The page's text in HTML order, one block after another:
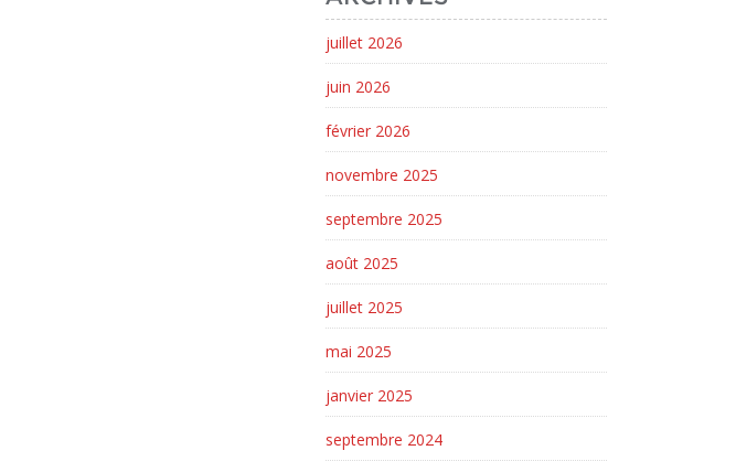
juillet 2026
juin 2026
février 2026
novembre 2025
septembre 2025
août 2025
juillet 2025
mai 2025
janvier 2025
septembre 2024